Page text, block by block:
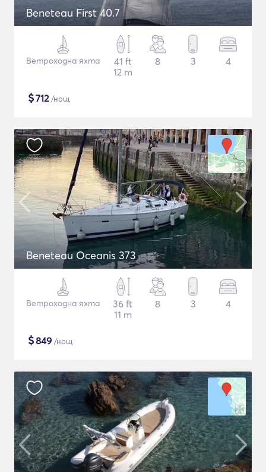
Beneteau First 40.7
Ветроходна яхта
41 ft
12 m
8 3 4
$712/нощ
Beneteau Oceanis 373
Ветроходна яхта
36 ft
11 m
8 3 4
$849 /нощ